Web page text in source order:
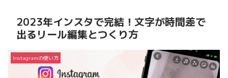
2023年インスタで完結！文字が時間差で
出るリール編集とつくり方
Instagramの使い方